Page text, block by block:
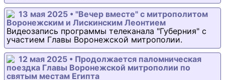
13 мая 2025 • "Вечер вместе" с митрополитом
Воронежским и Лискинским Леонтием
Видеозапись программы телеканала "Губерния" с
участием Главы Воронежской митрополии.
12 мая 2025 • Продолжается паломническая
поездка Главы Воронежской митрополии по
святым местам Египта